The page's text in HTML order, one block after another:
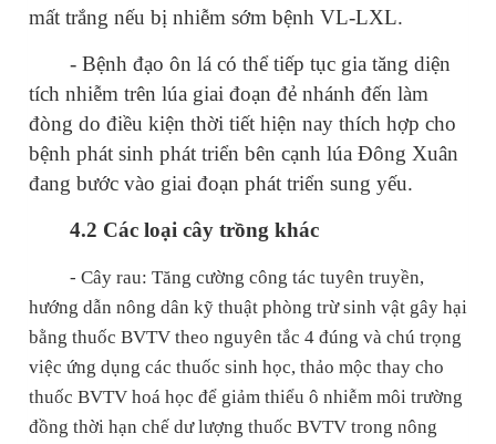
mất trắng nếu bị nhiễm sớm bệnh VL-LXL.
- Bệnh đạo ôn lá có thể tiếp tục gia tăng diện
tích nhiễm trên lúa giai đoạn đẻ nhánh đến làm
đòng do điều kiện thời tiết hiện nay thích hợp cho
bệnh phát sinh phát triển bên cạnh lúa Đông Xuân
đang bước vào giai đoạn phát triển sung yếu.
4.2 Các loại cây trồng khác
- Cây rau:Tăng cường công tác tuyên truyền,
hướng dẫn nông dân kỹ thuật phòng trừ sinh vật gây hại
bằng thuốc BVTV theo nguyên tắc 4 đúng và chú trọng
việc ứng dụng các thuốc sinh học, thảo mộc thay cho
thuốc BVTV hoá học để giảm thiểu ô nhiễm môi trường
đồng thời hạn chế dư lượng thuốc BVTV trong nông